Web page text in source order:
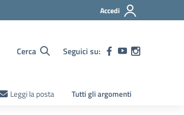
Accedi
Cerca Seguici su:
Leggi la posta Tutti gli argomenti